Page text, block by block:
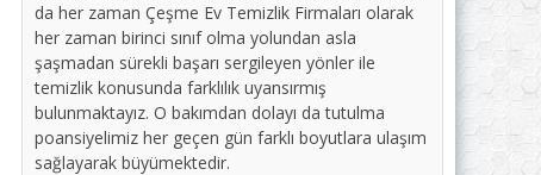
da her zaman Çeşme Ev Temizlik Firmaları olarak
her zaman birinci sınıf olma yolundan asla
şaşmadan sürekli başarı sergileyen yönler ile
temizlik konusunda farklılık uyansırmış
bulunmaktayız. O bakımdan dolayı da tutulma
poansiyelimiz her geçen gün farklı boyutlara ulaşım
sağlayarak büyümektedir.